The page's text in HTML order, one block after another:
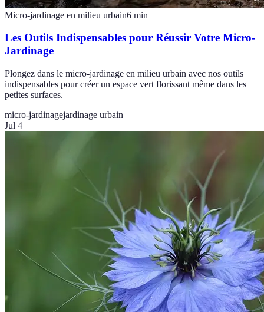
Micro-jardinage en milieu urbain6 min
Les Outils Indispensables pour Réussir Votre Micro-
Jardinage
Plongez dans le micro-jardinage en milieu urbain avec nos outils
indispensables pour créer un espace vert florissant même dans les
petites surfaces.
micro-jardinagejardinage urbain
Jul 4